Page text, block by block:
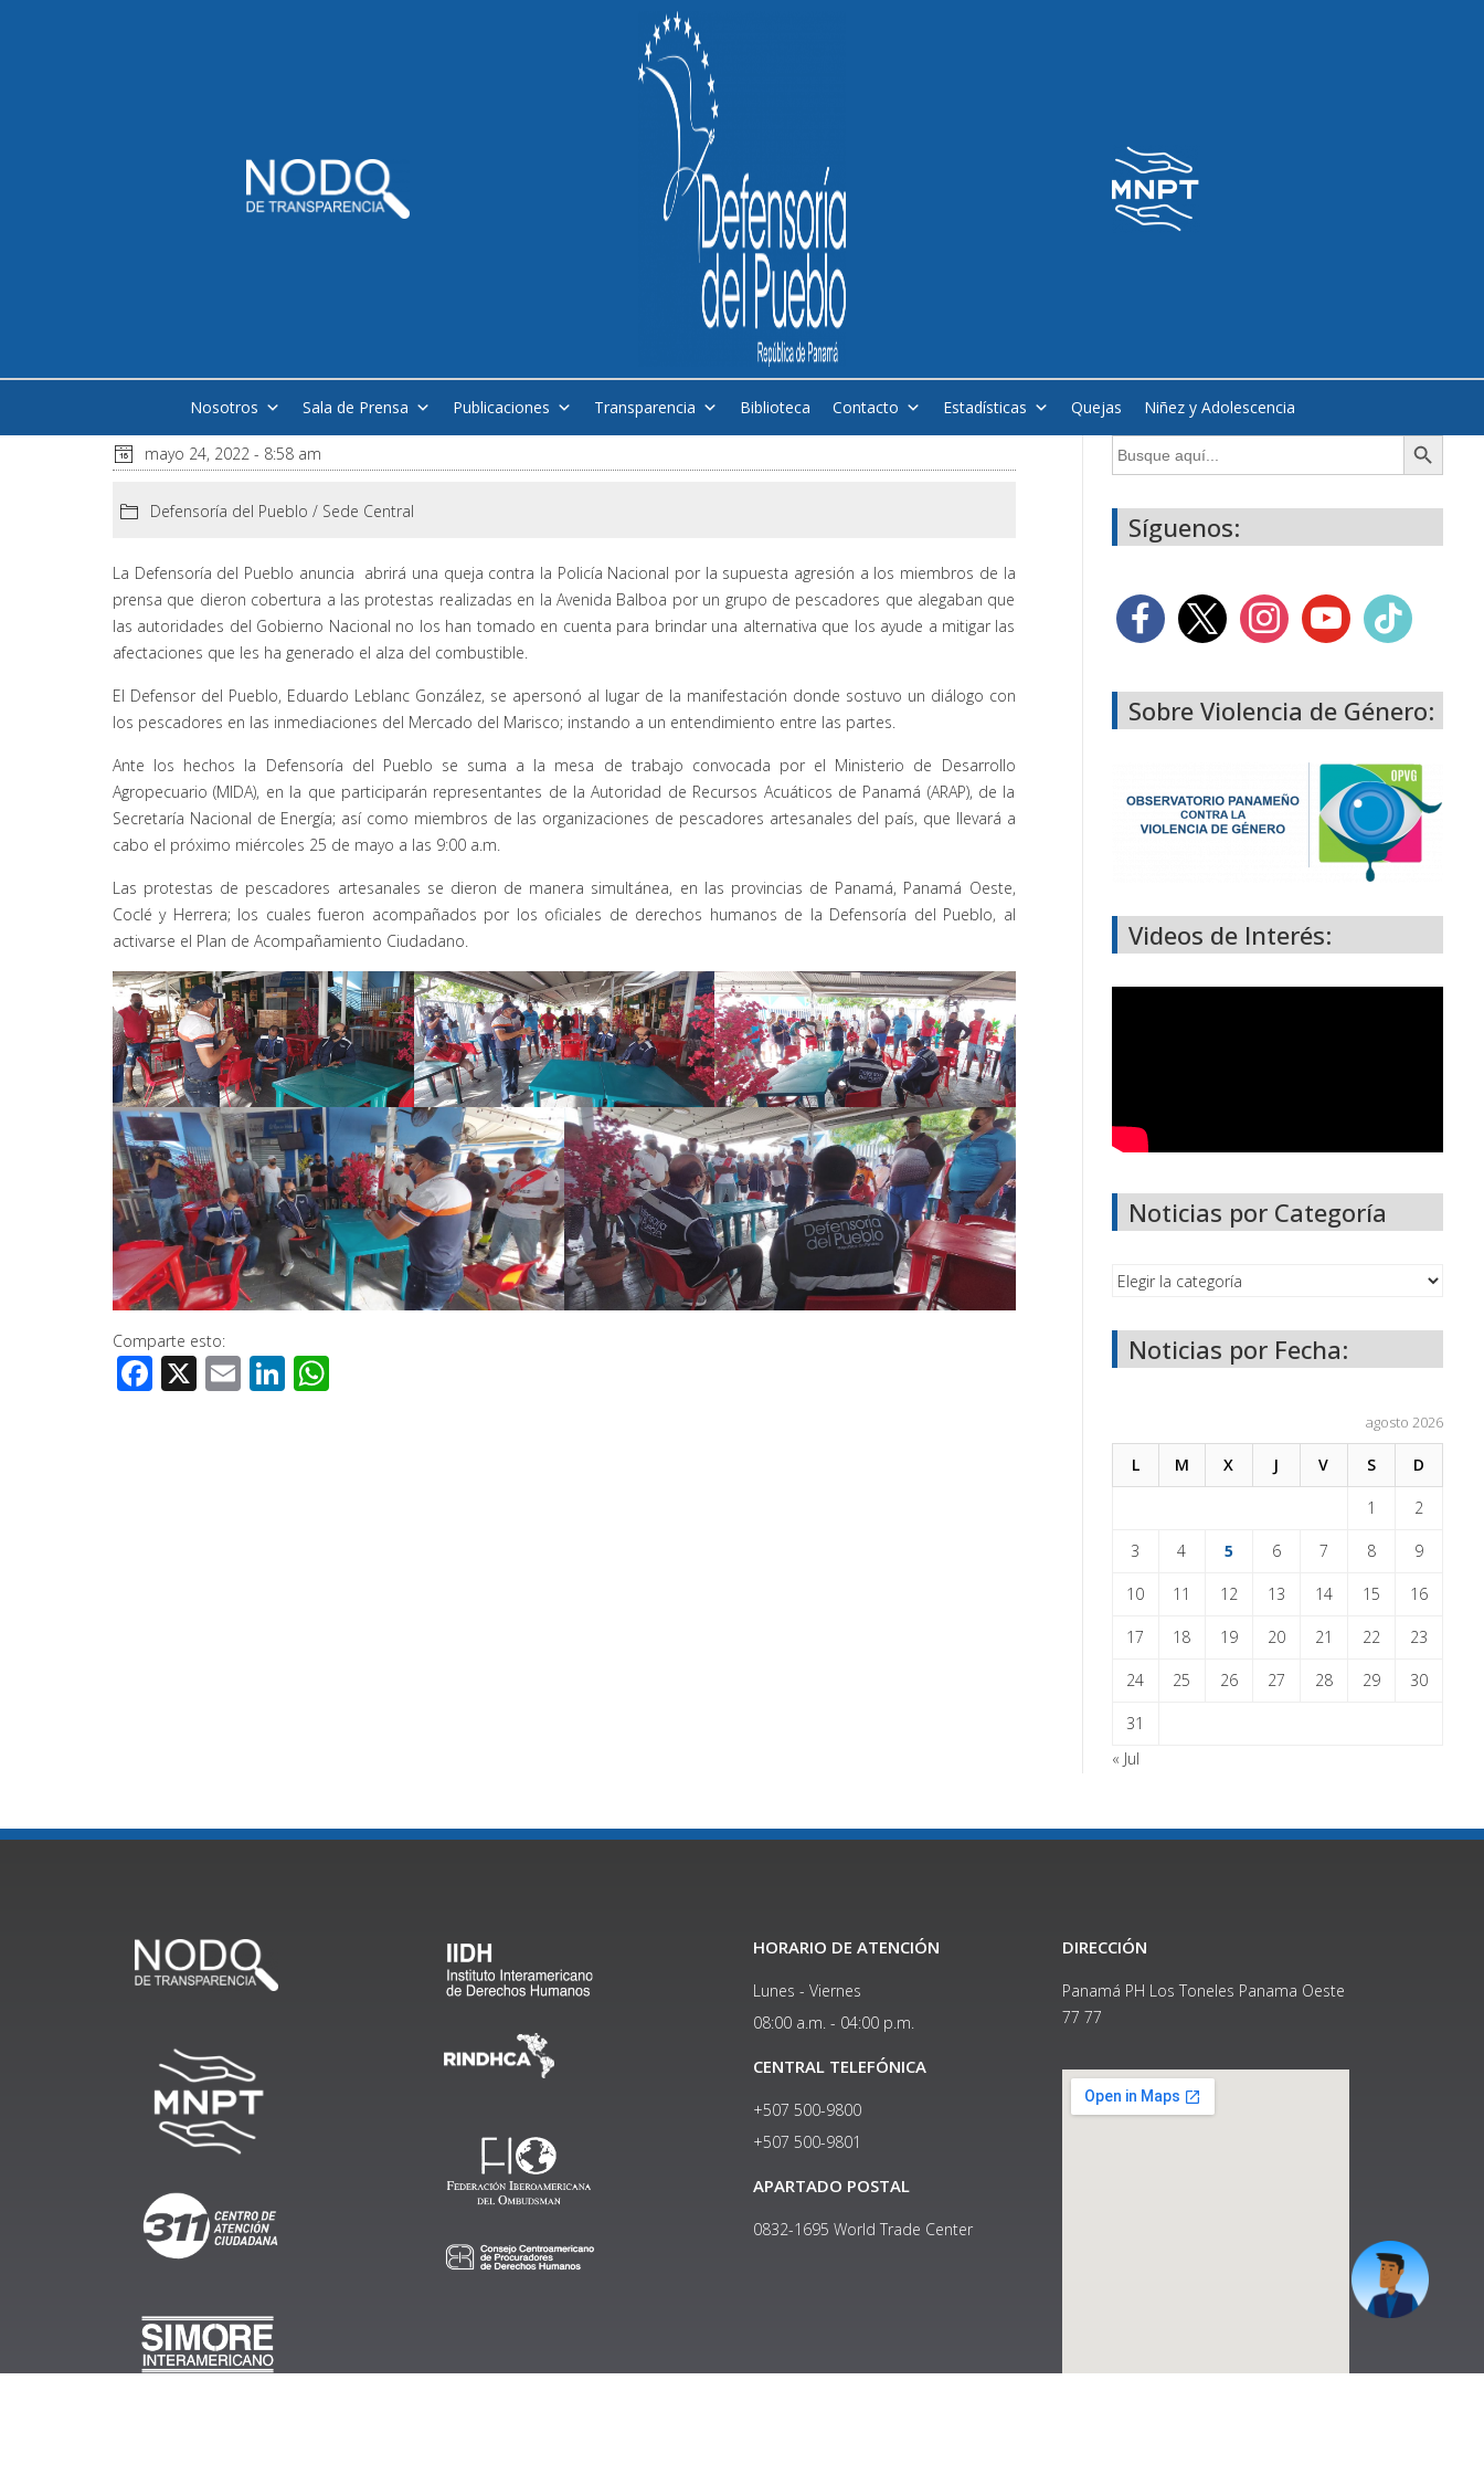
Nosotros Sala de Prensa Publicaciones Transparencia Biblioteca Contacto Estadísticas Quejas Niñez y Adolescencia
mayo 24, 2022 - 8:58 am
Defensoría del Pueblo / Sede Central
La Defensoría del Pueblo anuncia abrirá una queja contra la Policía Nacional por la supuesta agresión a los miembros de la
prensa que dieron cobertura a las protestas realizadas en la Avenida Balboa por un grupo de pescadores que alegaban que
las autoridades del Gobierno Nacional no los han tomado en cuenta para brindar una alternativa que los ayude a mitigar las
afectaciones que les ha generado el alza del combustible.
El Defensor del Pueblo, Eduardo Leblanc González, se apersonó al lugar de la manifestación donde sostuvo un diálogo con
los pescadores en las inmediaciones del Mercado del Marisco; instando a un entendimiento entre las partes.
Ante los hechos la Defensoría del Pueblo se suma a la mesa de trabajo convocada por el Ministerio de Desarrollo
Agropecuario (MIDA), en la que participarán representantes de la Autoridad de Recursos Acuáticos de Panamá (ARAP), de la
Secretaría Nacional de Energía; así como miembros de las organizaciones de pescadores artesanales del país, que llevará a
cabo el próximo miércoles 25 de mayo a las 9:00 a.m.
Las protestas de pescadores artesanales se dieron de manera simultánea, en las provincias de Panamá, Panamá Oeste,
Coclé y Herrera; los cuales fueron acompañados por los oficiales de derechos humanos de la Defensoría del Pueblo, al
activarse el Plan de Acompañamiento Ciudadano.
Comparte esto:
Facebook
X EmailLinkedIn
Buscar: Botón de búsqueda
Síguenos:
Sobre Violencia de Género:
Videos de Interés:
Noticias por Categoría
Noticias por Fecha:
agosto 2026
L M X J V S D
1 2
3 4 5 6 7 8 9
10 11 12 13 14 15 16
17 18 19 20 21 22 23
24 25 26 27 28 29 30
31
« Jul
HORARIO DE ATENCIÓN
Lunes - Viernes
08:00 a.m. - 04:00 p.m.
CENTRAL TELEFÓNICA
+507 500-9800
+507 500-9801​
APARTADO POSTAL
0832-1695 World Trade Center
DIRECCIÓN
Panamá PH Los Toneles Panama Oeste
77 77